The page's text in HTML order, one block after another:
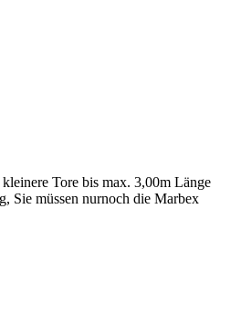
Tore bis max. 3,00m Länge
Sie müssen nurnoch die Marbex